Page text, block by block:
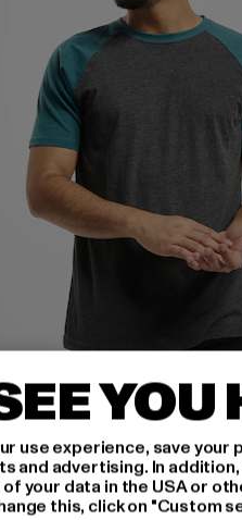
CLASSICS
Contrast
Preis: 11,04 EUR
12,99 EURAktionspreis:
YOU
use experience, save
and advertising. In
your data in the USA or
this, click on "Custom